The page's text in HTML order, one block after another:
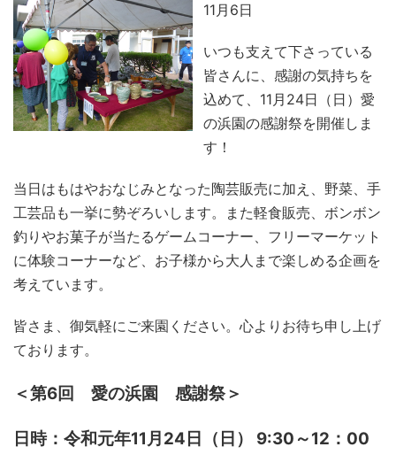
11月 6日
いつも支えて下さっている
皆さんに、感謝の気持ちを
込めて、11月24日（日）愛
の浜園の感謝祭を開催しま
す！
当日はもはやおなじみとなった陶芸販売に加え、野菜、手
工芸品も一挙に勢ぞろいします。また軽食販売、ボンボン
釣りやお菓子が当たるゲームコーナー、フリーマーケット
に体験コーナーなど、お子様から大人まで楽しめる企画を
考えています。
皆さま、御気軽にご来園ください。心よりお待ち申し上げ
ております。
＜第6回 愛の浜園 感謝祭＞
日時：令和元年11月24日（日） 9:30～12：00